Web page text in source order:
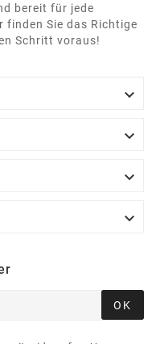
bereit für jede
finden Sie das Richtige
Schritt voraus!




OK